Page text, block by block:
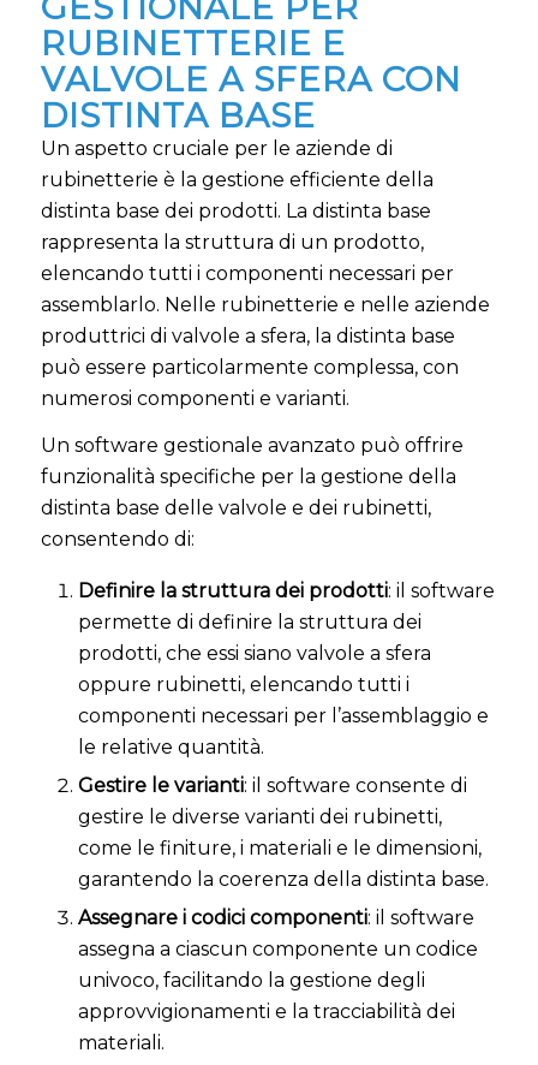
RUBINETTERIE E
VALVOLE A SFERA CON
DISTINTA BASE
Un aspetto cruciale per le aziende di
rubinetterie è la gestione efficiente della
distinta base dei prodotti. La distinta base
rappresenta la struttura di un prodotto,
elencando tutti i componenti necessari per
assemblarlo. Nelle rubinetterie e nelle aziende
produttrici di valvole a sfera, la distinta base
può essere particolarmente complessa, con
numerosi componenti e varianti.
Un software gestionale avanzato può offrire
funzionalità specifiche per la gestione della
distinta base delle valvole e dei rubinetti,
consentendo di:
Definire la struttura dei prodotti: il software
permette di definire la struttura dei
prodotti, che essi siano valvole a sfera
oppure rubinetti, elencando tutti i
componenti necessari per l’assemblaggio e
le relative quantità.
Gestire le varianti: il software consente di
gestire le diverse varianti dei rubinetti,
come le finiture, i materiali e le dimensioni,
garantendo la coerenza della distinta base.
Assegnare i codici componenti: il software
assegna a ciascun componente un codice
univoco, facilitando la gestione degli
approvvigionamenti e la tracciabilità dei
materiali.